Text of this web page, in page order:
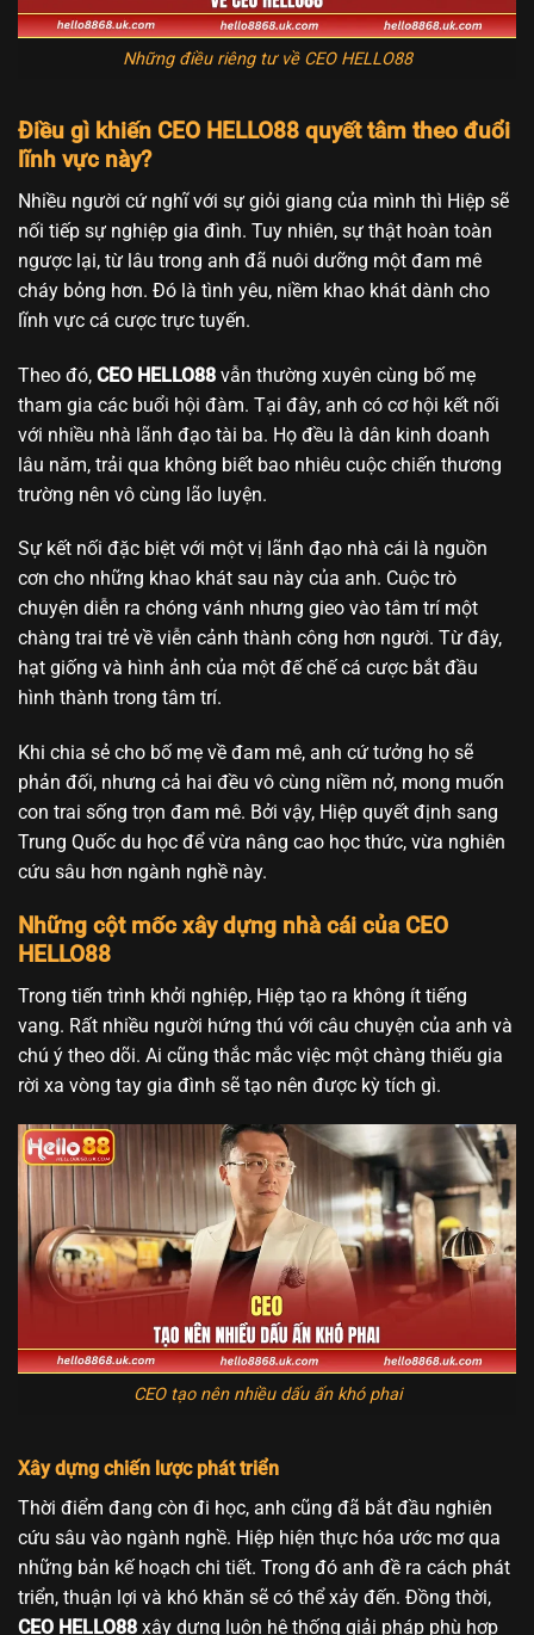
Những điều riêng tư về CEO HELLO88
Điều gì khiến CEO HELLO88 quyết tâm theo đuổi
lĩnh vực này?
Nhiều người cứ nghĩ với sự giỏi giang của mình thì Hiệp sẽ
nối tiếp sự nghiệp gia đình. Tuy nhiên, sự thật hoàn toàn
ngược lại, từ lâu trong anh đã nuôi dưỡng một đam mê
cháy bỏng hơn. Đó là tình yêu, niềm khao khát dành cho
lĩnh vực cá cược trực tuyến.
Theo đó, CEO HELLO88 vẫn thường xuyên cùng bố mẹ
tham gia các buổi hội đàm. Tại đây, anh có cơ hội kết nối
với nhiều nhà lãnh đạo tài ba. Họ đều là dân kinh doanh
lâu năm, trải qua không biết bao nhiêu cuộc chiến thương
trường nên vô cùng lão luyện.
Sự kết nối đặc biệt với một vị lãnh đạo nhà cái là nguồn
cơn cho những khao khát sau này của anh. Cuộc trò
chuyện diễn ra chóng vánh nhưng gieo vào tâm trí một
chàng trai trẻ về viễn cảnh thành công hơn người. Từ đây,
hạt giống và hình ảnh của một đế chế cá cược bắt đầu
hình thành trong tâm trí.
Khi chia sẻ cho bố mẹ về đam mê, anh cứ tưởng họ sẽ
phản đối, nhưng cả hai đều vô cùng niềm nở, mong muốn
con trai sống trọn đam mê. Bởi vậy, Hiệp quyết định sang
Trung Quốc du học để vừa nâng cao học thức, vừa nghiên
cứu sâu hơn ngành nghề này.
Những cột mốc xây dựng nhà cái của CEO
HELLO88
Trong tiến trình khởi nghiệp, Hiệp tạo ra không ít tiếng
vang. Rất nhiều người hứng thú với câu chuyện của anh và
chú ý theo dõi. Ai cũng thắc mắc việc một chàng thiếu gia
rời xa vòng tay gia đình sẽ tạo nên được kỳ tích gì.
CEO tạo nên nhiều dấu ấn khó phai
Xây dựng chiến lược phát triển
Thời điểm đang còn đi học, anh cũng đã bắt đầu nghiên
cứu sâu vào ngành nghề. Hiệp hiện thực hóa ước mơ qua
những bản kế hoạch chi tiết. Trong đó anh đề ra cách phát
triển, thuận lợi và khó khăn sẽ có thể xảy đến. Đồng thời,
CEO HELLO88 xây dựng luôn hệ thống giải pháp phù hợp